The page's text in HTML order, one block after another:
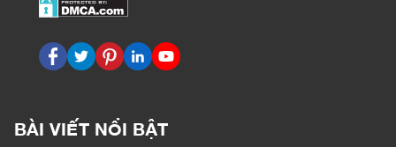
BÀI VIẾT NỔI BẬT